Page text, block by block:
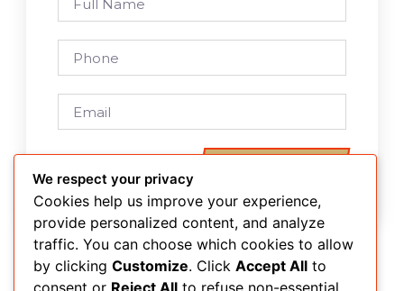
We respect your privacy
Cookies help us improve your experience,
provide personalized content, and analyze
traffic. You can choose which cookies to allow
by clicking Customize. Click Accept All to
consent or Reject All to refuse non-essential